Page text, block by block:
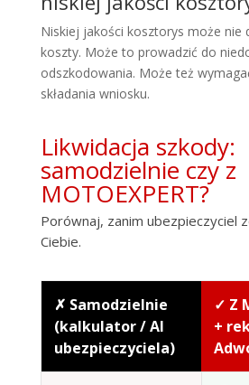
Niskiej jakości kosztorys może nie
koszty. Może to prowadzić do
odszkodowania. Może też
składania wniosku.
Likwidacja szkody:
samodzielnie czy z
MOTOEXPERT?
Porównaj, zanim ubezpieczyciel
Ciebie.
✗ Samodzielnie
(kalkulator / AI
ubezpieczyciela)
✓ Z
+